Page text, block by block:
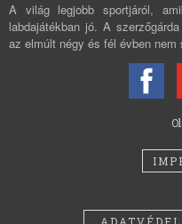
A világ legjobb sportjáról,
labdajátékban jó. A
az elmúlt négy és fél évben